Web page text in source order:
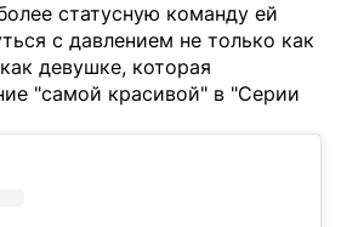
статусную команду ей
с давлением не только как
девушке, которая
"самой красивой" в "Серии